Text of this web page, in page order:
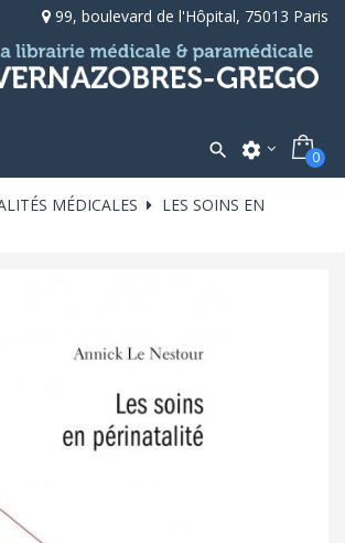
99, boulevard de l'Hôpital, 75013 Paris
 settings 0
MÉDICALES
LES SOINS EN